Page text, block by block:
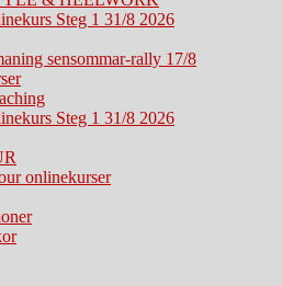
Steg 1 31/8 2026
sensommar-rally 17/8
Steg 1 31/8 2026
onlinekurser